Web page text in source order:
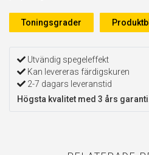
Toningsgrader
Utvändig spegeleffekt
Kan levereras färdigskuren
2-7 dagars leveranstid
Högsta kvalitet med 3 års garanti.